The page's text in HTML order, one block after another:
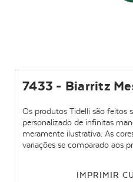
7433 - Biarritz
Os produtos Tidelli são feitos
personalizado de infinitas
meramente ilustrativa. As
variações se comparado aos
IMPRIMIR